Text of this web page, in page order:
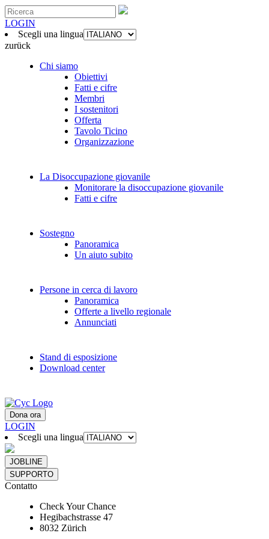
LOGIN
Scegli una lingua
zurück
Chi siamo
Obiettivi
Fatti e cifre
Membri
I sostenitori
Offerta
Tavolo Ticino
Organizzazione
La Disoccupazione giovanile
Monitorare la disoccupazione giovanile
Fatti e cifre
Sostegno
Panoramica
Un aiuto subito
Persone in cerca di lavoro
Panoramica
Offerte a livello regionale
Annunciati
Stand di esposizione
Download center
Dona ora
LOGIN
Scegli una lingua
JOBLINE
SUPPORTO
Contatto
Check Your Chance
Hegibachstrasse 47
8032 Zürich